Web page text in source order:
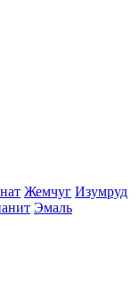
Жемчуг Изумруд
Эмаль